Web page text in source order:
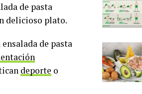
de pasta
delicioso plato.
de pasta
deporte o